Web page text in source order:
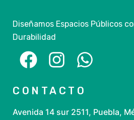
Diseñamos Espacios Públicos
Durabilidad
CONTACTO
Avenida 14 sur 2511, Puebla,